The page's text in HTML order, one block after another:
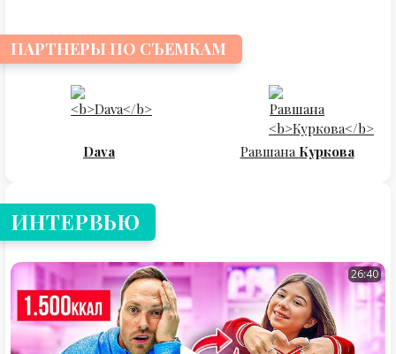
ПАРТНЕРЫ ПО СЪЕМКАМ
Dava Равшана Куркова
ИНТЕРВЬЮ
26:40